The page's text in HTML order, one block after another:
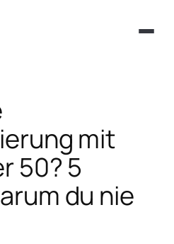
mit
50? 5
du nie